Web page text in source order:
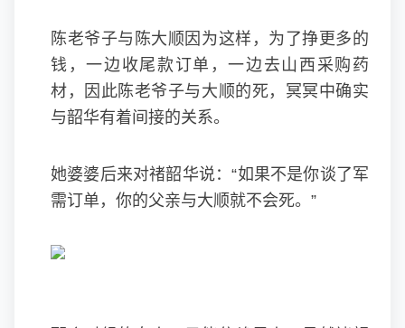
陈老爷子与陈大顺因为这样，为了挣更多的
钱，一边收尾款订单，一边去山西采购药
材，因此陈老爷子与大顺的死，冥冥中确实
与韶华有着间接的关系。
她婆婆后来对禇韶华说：“如果不是你谈了军
需订单，你的父亲与大顺就不会死。”